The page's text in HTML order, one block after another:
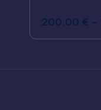
200,00 € –